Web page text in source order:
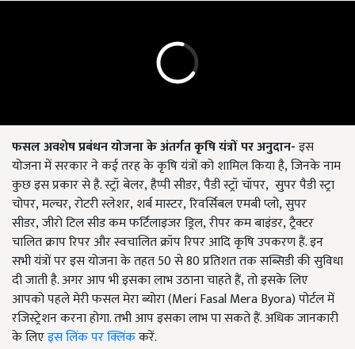
फसल अवशेष प्रबंधन योजना के अंतर्गत कृषि यंत्रों पर अनुदान-इस
योजना में सरकार ने कई तरह के कृषि यंत्रों को शामिल किया है, जिनके नाम
कुछ इस प्रकार से है. स्ट्रॉ बेलर, हैप्पी सीडर, पैडी स्ट्रॉ चॉपर, सुपर पैडी स्ट्रा
चोपर, मल्चर, रोटरी स्लेशर, शर्ब मास्टर, रिवर्सिबल एमबी प्लो, सुपर
सीडर, जीरो टिल सीड कम फर्टिलाइजर ड्रिल, रीपर कम बाइंडर, ट्रैक्टर
चालित क्राप रिपर और स्वचालित क्रॉप रिपर आदि कृषि उपकरण हैं. इन
सभी यंत्रों पर इस योजना के तहत 50से80प्रतिशत तक सब्सिडी की सुविधा
दी जाती है. अगर आप भी इसका लाभ उठाना चाहते हैं, तो इसके लिए
आपको पहले मेरी फसल मेरा ब्योरा (Meri Fasal Mera Byora)पोर्टल में
रजिस्ट्रेशन करना होगा. तभी आप इसका लाभ पा सकते हैं. अधिक जानकारी
के लिएइस लिंक पर क्लिंककरें.